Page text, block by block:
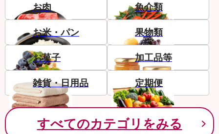
お肉 魚介類
お米・パン 果物類
お菓子 加工品等
雑貨・日用品 定期便
すべてのカテゴリをみる